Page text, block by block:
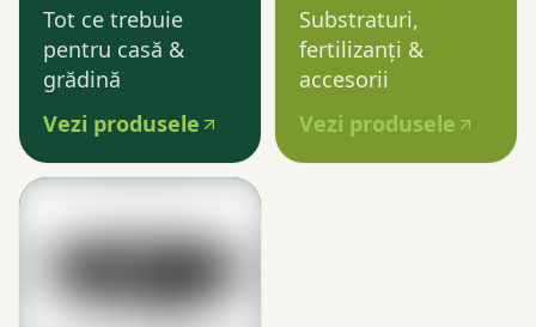
Tot ce trebuie
pentru casă &
grădină
Vezi produsele
Substraturi,
fertilizanți &
accesorii
Vezi produsele